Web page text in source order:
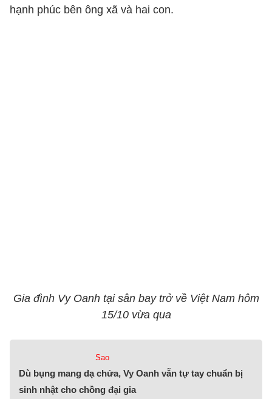
hạnh phúc bên ông xã và hai con.
Gia đình Vy Oanh tại sân bay trở về Việt Nam hôm
15/10 vừa qua
Sao
Dù bụng mang dạ chửa, Vy Oanh vẫn tự tay chuẩn bị
sinh nhật cho chồng đại gia